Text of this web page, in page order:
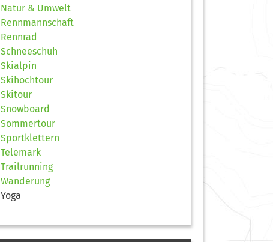
Natur & Umwelt
Rennmannschaft
Rennrad
Schneeschuh
Skialpin
Skihochtour
Skitour
Snowboard
Sommertour
Sportklettern
Telemark
Trailrunning
Wanderung
Yoga